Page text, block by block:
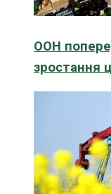
ООН
зростання